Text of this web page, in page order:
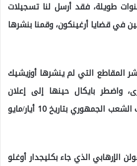
طويلة، فقد أرسل لنا تسجيلات
في قضايا أرغينكون، وقمنا بنشرها
المقاطع التي لم ينشرها أوزيشيك
واضطر بايكال حينها إلى إعلان
استقالته من زعامة حزب الشعب الجمهوري بتاريخ 10 أيار/مايو
الإرهابي الذي جاء بكليجدار أوغلو